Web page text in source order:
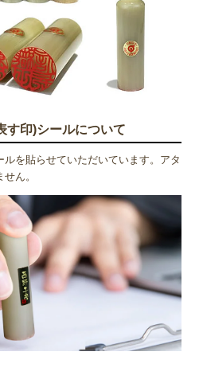
印)シールについて
を貼らせていただいています。アタ
ん。